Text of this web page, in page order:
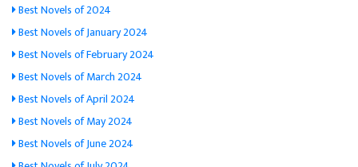
Best Novels of 2024
Best Novels of January 2024
Best Novels of February 2024
Best Novels of March 2024
Best Novels of April 2024
Best Novels of May 2024
Best Novels of June 2024